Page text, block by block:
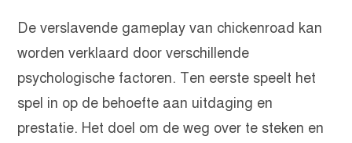
De verslavende gameplay van chickenroad kan
worden verklaard door verschillende
psychologische factoren. Ten eerste speelt het
spel in op de behoefte aan uitdaging en
prestatie. Het doel om de weg over te steken en